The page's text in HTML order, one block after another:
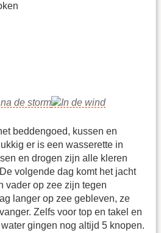
beddengoed, kussen en
er is een wasserette in
en drogen zijn alle kleren
volgende dag komt het jacht
vader op zee zijn tegen
langer op zee gebleven, ze
Zelfs voor top en takel en
gingen nog altijd 5 knopen.